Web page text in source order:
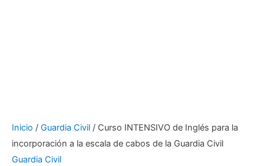
Inicio / Guardia Civil / Curso INTENSIVO de Inglés para la
incorporación a la escala de cabos de la Guardia Civil
Guardia Civil
cantidad